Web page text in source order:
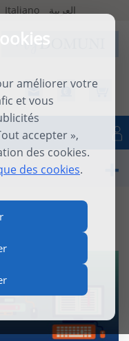
améliorer votre
et vous
accepter »,
des cookies.
des cookies.
Italiano العربية
Se connecter
LIGNE